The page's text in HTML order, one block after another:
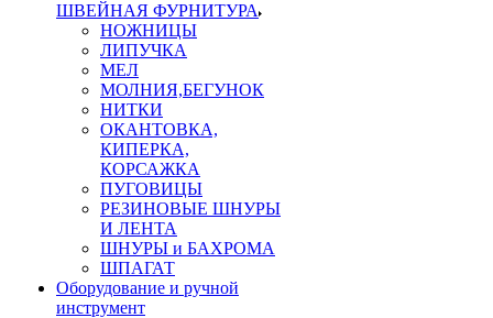
ШВЕЙНАЯ ФУРНИТУРА
НОЖНИЦЫ
ЛИПУЧКА
МЕЛ
МОЛНИЯ,БЕГУНОК
НИТКИ
ОКАНТОВКА,
КИПЕРКА,
КОРСАЖКА
ПУГОВИЦЫ
РЕЗИНОВЫЕ ШНУРЫ
И ЛЕНТА
ШНУРЫ и БАХРОМА
ШПАГАТ
Оборудование и ручной
инструмент